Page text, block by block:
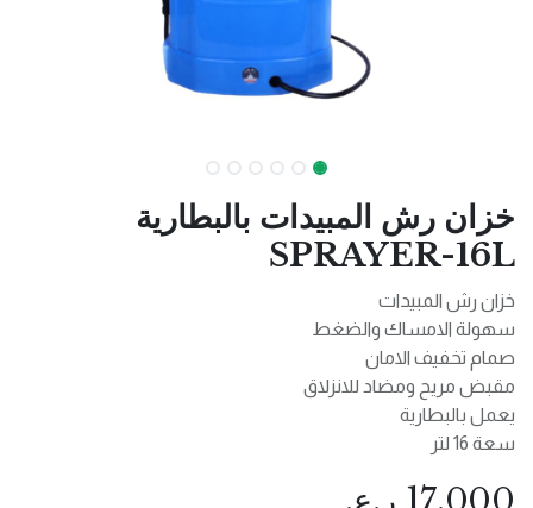
خزان رش المبيدات بالبطارية
SPRAYER-16L
خزان رش المبيدات
سهولة الامساك والضغط
صمام تخفيف الامان
مقبض مريح ومضاد للانزلاق
يعمل بالبطارية
سعة 16 لتر